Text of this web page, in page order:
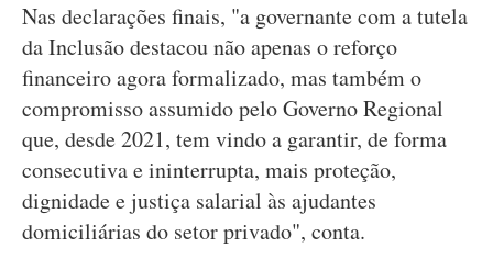
Nas declarações finais, "a governante com a tutela
da Inclusão destacou não apenas o reforço
financeiro agora formalizado, mas também o
compromisso assumido pelo Governo Regional
que, desde 2021, tem vindo a garantir, de forma
consecutiva e ininterrupta, mais proteção,
dignidade e justiça salarial às ajudantes
domiciliárias do setor privado", conta.